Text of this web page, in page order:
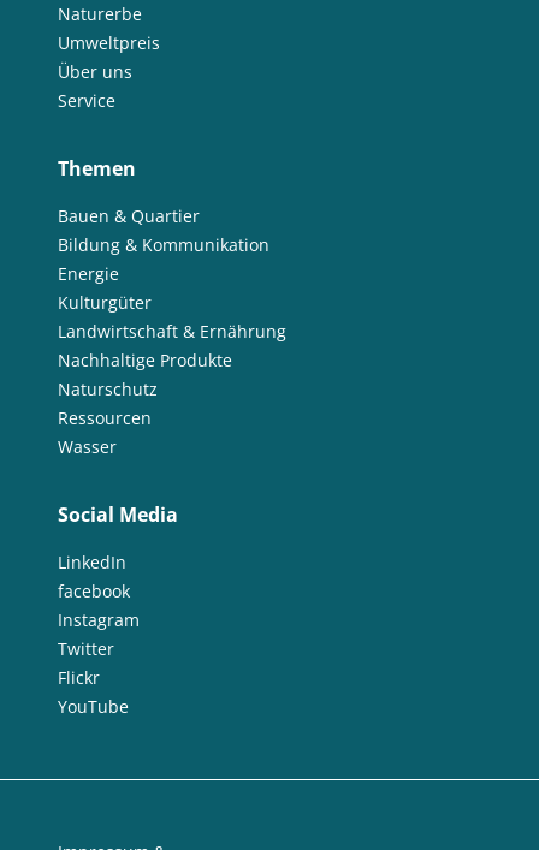
Naturerbe
Umweltpreis
Über uns
Service
Themen
Bauen & Quartier
Bildung & Kommunikation
Energie
Kulturgüter
Landwirtschaft & Ernährung
Nachhaltige Produkte
Naturschutz
Ressourcen
Wasser
Social Media
LinkedIn
facebook
Instagram
Twitter
Flickr
YouTube